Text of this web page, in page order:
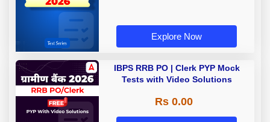
Explore Now
IBPS RRB PO | Clerk PYP Mock
Tests with Video Solutions
Rs 0.00